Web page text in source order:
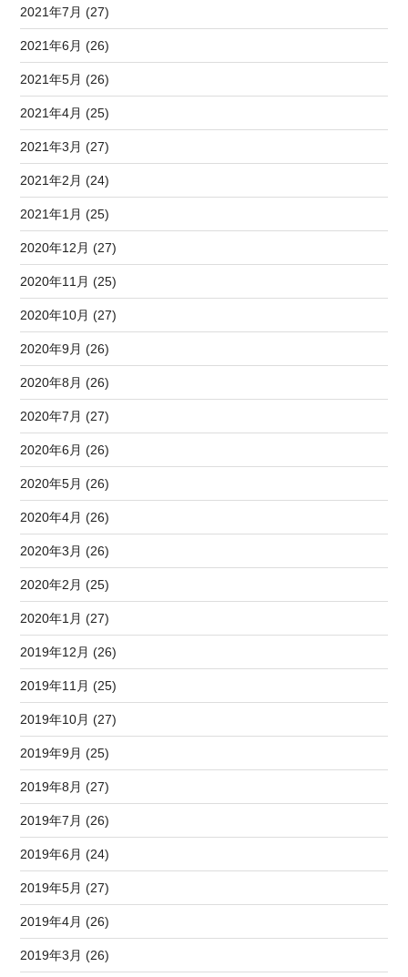
2021年7月 (27)
2021年6月 (26)
2021年5月 (26)
2021年4月 (25)
2021年3月 (27)
2021年2月 (24)
2021年1月 (25)
2020年12月 (27)
2020年11月 (25)
2020年10月 (27)
2020年9月 (26)
2020年8月 (26)
2020年7月 (27)
2020年6月 (26)
2020年5月 (26)
2020年4月 (26)
2020年3月 (26)
2020年2月 (25)
2020年1月 (27)
2019年12月 (26)
2019年11月 (25)
2019年10月 (27)
2019年9月 (25)
2019年8月 (27)
2019年7月 (26)
2019年6月 (24)
2019年5月 (27)
2019年4月 (26)
2019年3月 (26)